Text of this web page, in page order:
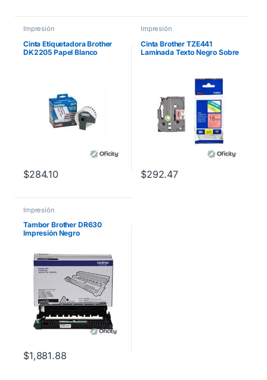
Impresión
Cinta Etiquetadora Brother
DK2205 Papel Blanco
$284.10
Impresión
Cinta Brother TZE441
Laminada Texto Negro Sobre
$292.47
Impresión
Tambor Brother DR630
Impresión Negro
40DW/MFCL2700D/MFCL2
72 Negro
$1,881.88